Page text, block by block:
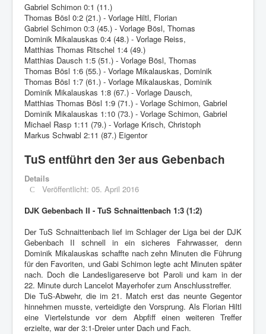
Gabriel Schimon 0:1 (11.)
Thomas Bösl 0:2 (21.) - Vorlage Hiltl, Florian
Gabriel Schimon 0:3 (45.) - Vorlage Bösl, Thomas
Dominik Mikalauskas 0:4 (48.) - Vorlage Reiss,
Matthias Thomas Ritschel 1:4 (49.)
Matthias Dausch 1:5 (51.) - Vorlage Bösl, Thomas
Thomas Bösl 1:6 (55.) - Vorlage Mikalauskas, Dominik
Thomas Bösl 1:7 (61.) - Vorlage Mikalauskas, Dominik
Dominik Mikalauskas 1:8 (67.) - Vorlage Dausch,
Matthias Thomas Bösl 1:9 (71.) - Vorlage Schimon, Gabriel
Dominik Mikalauskas 1:10 (73.) - Vorlage Schimon, Gabriel
Michael Rasp 1:11 (79.) - Vorlage Krisch, Christoph
Markus Schwabl 2:11 (87.) Eigentor
TuS entführt den 3er aus Gebenbach
Details
Veröffentlicht: 05. April 2016
DJK Gebenbach II - TuS Schnaittenbach 1:3 (1:2)
Der TuS Schnaittenbach lief im Schlager der Liga bei der DJK
Gebenbach II schnell in ein sicheres Fahrwasser, denn
Dominik Mikalauskas schaffte nach zehn Minuten die Führung
für den Favoriten, und Gabi Schimon legte acht Minuten später
nach. Doch die Landesligareserve bot Paroli und kam in der
22. Minute durch Lancelot Mayerhofer zum Anschlusstreffer.
Die TuS-Abwehr, die im 21. Match erst das neunte Gegentor
hinnehmen musste, verteidigte den Vorsprung. Als Florian Hiltl
eine Viertelstunde vor dem Abpfiff einen weiteren Treffer
erzielte, war der 3:1-Dreier unter Dach und Fach.